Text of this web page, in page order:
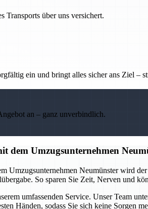
Transports über uns versichert.
ein und bringt alles sicher ans Ziel –
an – ganz unverbindlich.
dem Umzugsunternehmen
Umzugsunternehmen Neumünster wird
So sparen Sie Zeit, Nerven und
umfassenden Service. Unser Team
Händen, sodass Sie sich keine Sorgen